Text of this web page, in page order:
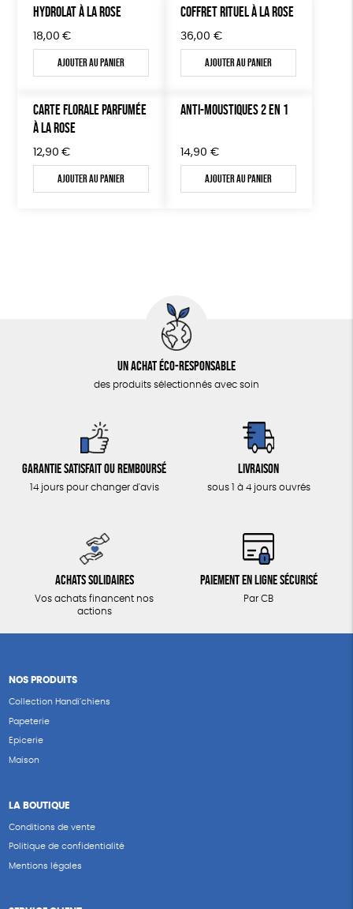
HYDROLAT À LA ROSE
18,00 €
Ajouter au panier
COFFRET RITUEL À LA ROSE
36,00 €
Ajouter au panier
CARTE FLORALE PARFUMÉE
À LA ROSE
12,90 €
Ajouter au panier
ANTI-MOUSTIQUES 2 EN 1
14,90 €
Ajouter au panier
Un achat éco-responsable
des produits sélectionnés avec soin
Garantie satisfait ou remboursé
14 jours pour changer d'avis
Livraison
sous 1 à 4 jours ouvrés
Achats solidaires
Vos achats financent nos
actions
Paiement en ligne sécurisé
Par CB
NOS PRODUITS
Collection Handi’chiens
Papeterie
Epicerie
Maison
LA BOUTIQUE
Conditions de vente
Politique de confidentialité
Mentions légales